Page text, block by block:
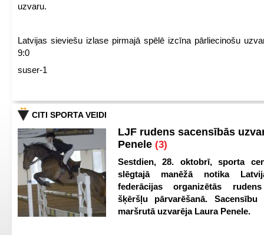
uzvaru.
Latvijas sieviešu izlase pirmajā spēlē izcīna pārliecinošu
9:0
suser-1
CITI SPORTA VEIDI
LJF rudens sacensībās
Penele (3)
Sestdien, 28. oktobrī, sporta
slēgtajā manēžā notika
federācijas organizētās
šķēršļu pārvarēšanā. Sacensību
maršrutā uzvarēja Laura Penele.